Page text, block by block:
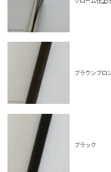
ブラウンブロ
ブラック